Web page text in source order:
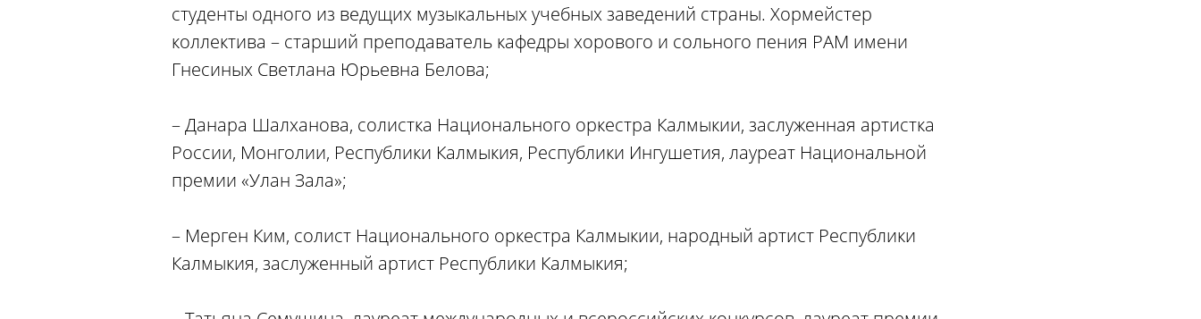
студенты одного из ведущих музыкальных учебных заведений страны. Хормейстер
коллектива – старший преподаватель кафедры хорового и сольного пения РАМ имени
Гнесиных Светлана Юрьевна Белова;
– Данара Шалханова, солистка Национального оркестра Калмыкии, заслуженная артистка
России, Монголии, Республики Калмыкия, Республики Ингушетия, лауреат Национальной
премии «Улан Зала»;
– Мерген Ким, солист Национального оркестра Калмыкии, народный артист Республики
Калмыкия, заслуженный артист Республики Калмыкия;